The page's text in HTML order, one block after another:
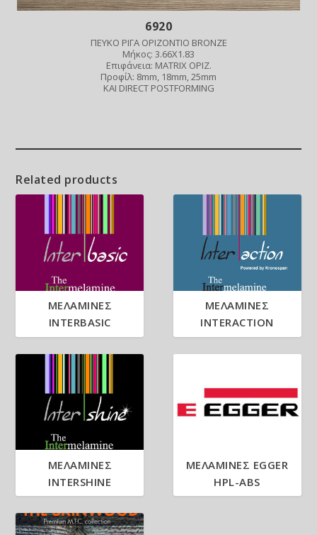
6920
ΠΕΥΚΟ ΡΙΓΑ ΟΡΙΖΟΝΤΙΟ BRONZE
Μήκος: 3.66X1.83
Επιφάνεια: MATRIX ΟΡΙΖ.
Προφίλ: 8mm, 18mm, 25mm
ΚΑΙ DIRECT POSTFORMING
Related products
ΜΕΛΑΜΙΝΕΣ
INTERBASIC
ΜΕΛΑΜΙΝΕΣ
INTERACTION
ΜΕΛΑΜΙΝΕΣ
INTERSHINE
ΜΕΛΑΜΙΝΕΣ EGGER
HPL-ABS